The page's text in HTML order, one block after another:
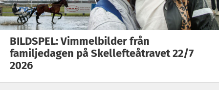
BILDSPEL: Vimmelbilder från
familjedagen på Skellefteåtravet 22/7
2026